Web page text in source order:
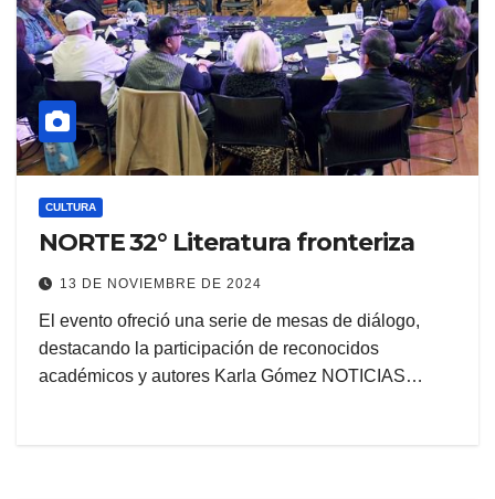
CULTURA
NORTE 32° Literatura fronteriza
13 DE NOVIEMBRE DE 2024
El evento ofreció una serie de mesas de diálogo,
destacando la participación de reconocidos
académicos y autores Karla Gómez NOTICIAS…